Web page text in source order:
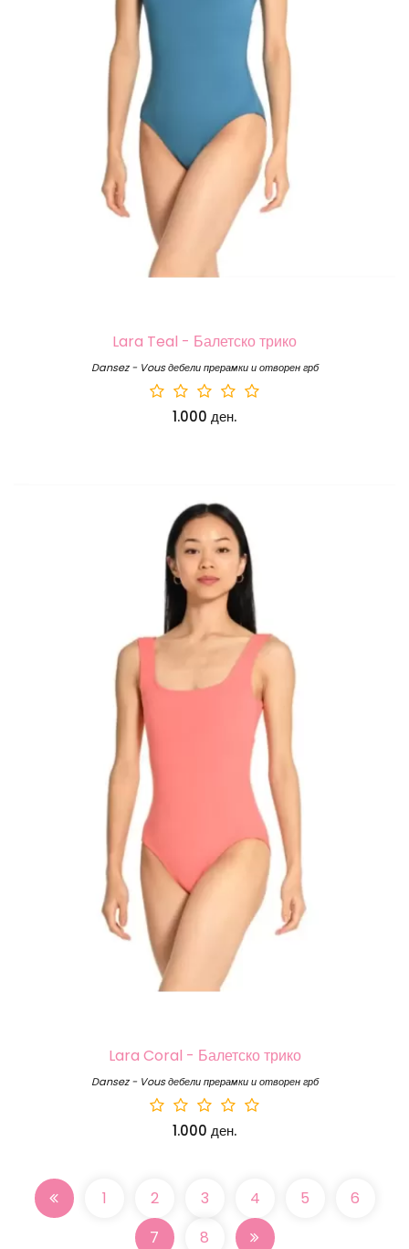
Lara Teal - Балетско трико
Dansez - Vous дебели прерамки и отворен грб
1.000 ден.
Lara Coral - Балетско трико
Dansez - Vous дебели прерамки и отворен грб
1.000 ден.
1 2 3 4 5
6
7
8